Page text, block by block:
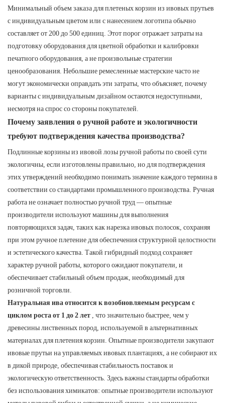
Минимальный объем заказа для плетеных корзин из ивовых прутьев
с индивидуальным цветом или с нанесением логотипа обычно
составляет от 200 до 500 единиц. Этот порог отражает затраты на
подготовку оборудования для цветной обработки и калибровки
печатного оборудования, а не произвольные стратегии
ценообразования. Небольшие ремесленные мастерские часто не
могут экономически оправдать эти затраты, что объясняет, почему
варианты с индивидуальным дизайном остаются недоступными,
несмотря на спрос со стороны покупателей.
Почему заявления о ручной работе и экологичности
требуют подтверждения качества производства?
Подлинные корзины из ивовой лозы ручной работы по своей сути
экологичны, если изготовлены правильно, но для подтверждения
этих утверждений необходимо понимать значение каждого термина в
соответствии со стандартами промышленного производства. Ручная
работа не означает полностью ручной труд — опытные
производители используют машины для выполнения
повторяющихся задач, таких как нарезка ивовых полосок, сохраняя
при этом ручное плетение для обеспечения структурной целостности
и эстетического качества. Такой гибридный подход сохраняет
характер ручной работы, которого ожидают покупатели, и
обеспечивает стабильный объем продаж, необходимый для
розничной торговли.
Натуральная ива относится к возобновляемым ресурсам с
циклом роста от 1 до 2 лет , что значительно быстрее, чем у
древесины лиственных пород, используемой в альтернативных
материалах для плетения корзин. Опытные производители закупают
ивовые прутьи на управляемых ивовых плантациях, а не собирают их
в дикой природе, обеспечивая стабильность поставок и
экологическую ответственность. Здесь важны стандарты обработки
без использования химикатов: опытные производители используют